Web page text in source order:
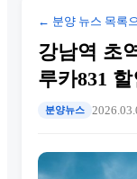
← 분양 뉴스 목록
강남역 초
루카831
분양뉴스